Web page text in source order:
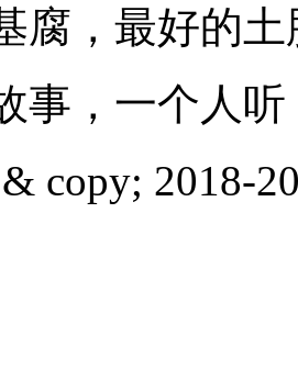
腐，最好的土
事，一个人听
copy; 2018-